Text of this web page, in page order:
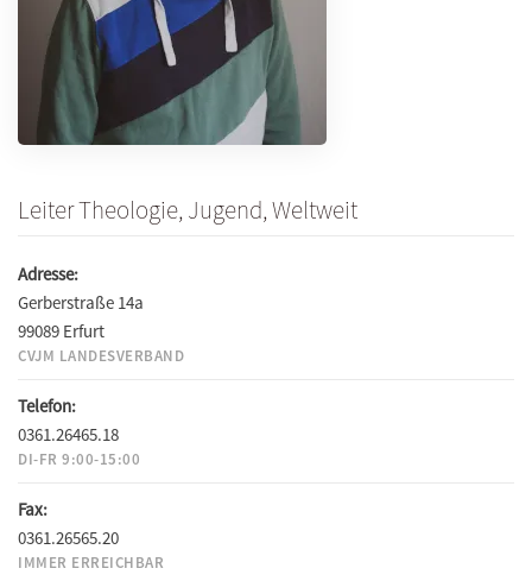
Leiter Theologie, Jugend, Weltweit
Adresse:
Gerberstraße 14a
99089 Erfurt
CVJM LANDESVERBAND
Telefon:
0361.26465.18
DI-FR 9:00-15:00
Fax:
0361.26565.20
IMMER ERREICHBAR